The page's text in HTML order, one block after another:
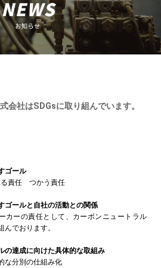
会社はSDGsに取り組んでいます。
ゴール
る責任 つかう責任
ゴールと自社の活動との関係
カーの責任として、カーボンニュートラル
んでおります。
の達成に向けた具体的な取組み
な分別の仕組み化